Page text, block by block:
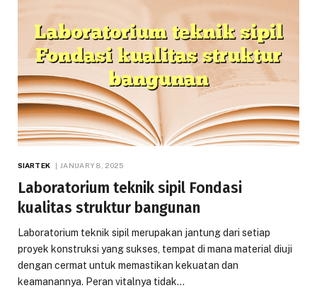
SIARTEK JANUARY 8, 2025
Laboratorium teknik sipil Fondasi
kualitas struktur bangunan
Laboratorium teknik sipil merupakan jantung dari setiap
proyek konstruksi yang sukses, tempat di mana material diuji
dengan cermat untuk memastikan kekuatan dan
keamanannya. Peran vitalnya tidak…